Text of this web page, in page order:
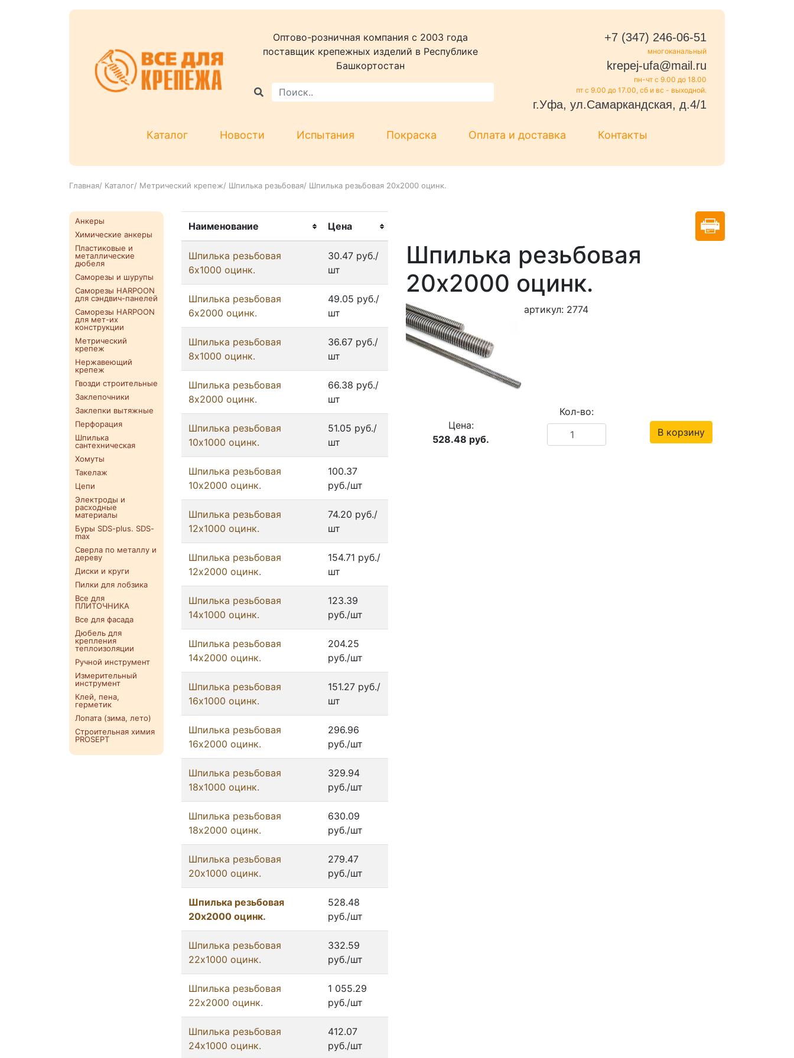
Оптово-розничная компания c 2003 года
поставщик крепежных изделий в Республике
Башкортостан
+7 (347) 246-06-51
многоканальный
krepej-ufa@mail.ru
пн-чт с 9.00 до 18.00
пт с 9.00 до 17.00, сб и вс - выходной.
г.Уфа, ул.Самаркандская, д.4/1
Каталог Новости Испытания Покраска Оплата и доставка Контакты
Главная/ Каталог/ Метрический крепеж/ Шпилька резьбовая/ Шпилька резьбовая 20x2000 оцинк.
Анкеры
Химические анкеры
Пластиковые и
металлические
дюбеля
Саморезы и шурупы
Саморезы HARPOON
для сэндвич-панелей
Саморезы HARPOON
для мет-их
конструкции
Метрический
крепеж
Нержавеющий
крепеж
Гвозди строительные
Заклепочники
Заклепки вытяжные
Перфорация
Шпилька
сантехническая
Хомуты
Такелаж
Цепи
Электроды и
расходные
материалы
Буры SDS-plus. SDS-
max
Сверла по металлу и
дереву
Диски и круги
Пилки для лобзика
Все для
ПЛИТОЧНИКА
Все для фасада
Дюбель для
крепления
теплоизоляции
Ручной инструмент
Измерительный
инструмент
Клей, пена,
герметик
Лопата (зима, лето)
Строительная химия
PROSEPT
Наименование Цена
Шпилька резьбовая
6x1000 оцинк.
30.47 руб./
шт
Шпилька резьбовая
6x2000 оцинк.
49.05 руб./
шт
Шпилька резьбовая
8x1000 оцинк.
36.67 руб./
шт
Шпилька резьбовая
8x2000 оцинк.
66.38 руб./
шт
Шпилька резьбовая
10x1000 оцинк.
51.05 руб./
шт
Шпилька резьбовая
10x2000 оцинк.
100.37
руб./шт
Шпилька резьбовая
12x1000 оцинк.
74.20 руб./
шт
Шпилька резьбовая
12x2000 оцинк.
154.71 руб./
шт
Шпилька резьбовая
14x1000 оцинк.
123.39
руб./шт
Шпилька резьбовая
14x2000 оцинк.
204.25
руб./шт
Шпилька резьбовая
16x1000 оцинк.
151.27 руб./
шт
Шпилька резьбовая
16x2000 оцинк.
296.96
руб./шт
Шпилька резьбовая
18x1000 оцинк.
329.94
руб./шт
Шпилька резьбовая
18x2000 оцинк.
630.09
руб./шт
Шпилька резьбовая
20x1000 оцинк.
279.47
руб./шт
Шпилька резьбовая
20x2000 оцинк.
528.48
руб./шт
Шпилька резьбовая
22x1000 оцинк.
332.59
руб./шт
Шпилька резьбовая
22x2000 оцинк.
1 055.29
руб./шт
Шпилька резьбовая
24x1000 оцинк.
412.07
руб./шт
Шпилька резьбовая
20x2000 оцинк.
артикул: 2774
Цена:
528.48 руб.
Кол-во:
В корзину